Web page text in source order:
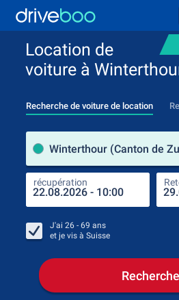
Location de
voiture à
Recherche de voiture de location
Winterthour (Canton de
récupération
J'ai 26 - 69 ans
et je vis à Suisse